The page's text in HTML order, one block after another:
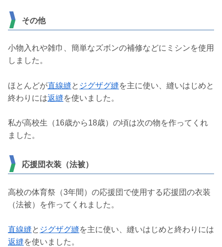
その他
小物入れや雑巾、簡単なズボンの補修などにミシンを使用
しました。
ほとんどが直線縫と ジグザグ縫を主に使い、縫いはじめと
終わりには返縫を使いました。
私が高校生（16歳から18歳）の頃は次の物を作ってくれ
ました。
応援団衣装（法被）
高校の体育祭（3年間）の応援団で使用する応援団の衣装
（法被）を作ってくれました。
直線縫と ジグザグ縫を主に使い、縫いはじめと終わりには
返縫を使いました。